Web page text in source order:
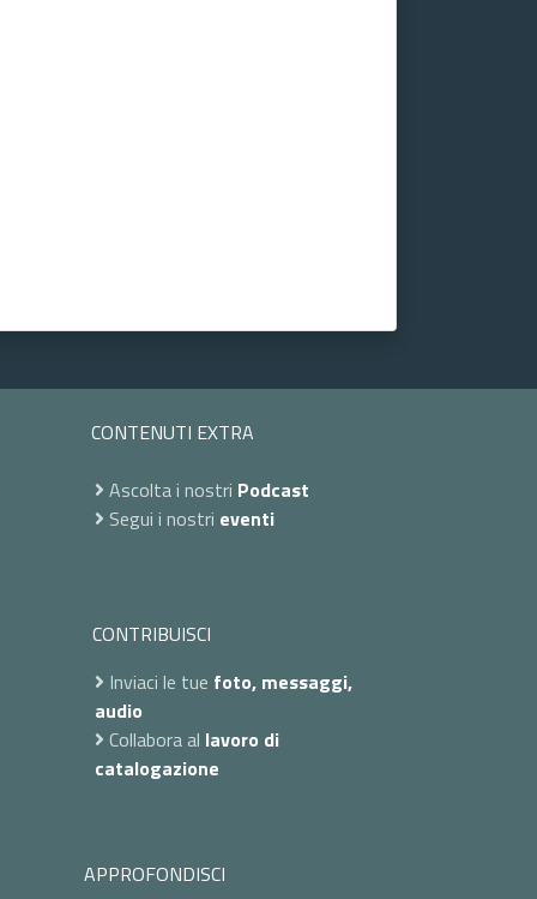
CONTENUTI EXTRA
Ascolta i nostri Podcast
Segui i nostri eventi
CONTRIBUISCI
Inviaci le tue foto, messaggi,
audio
Collabora al lavoro di
catalogazione
APPROFONDISCI